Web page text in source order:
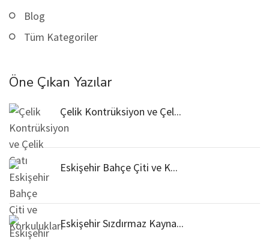
Blog
Tüm Kategoriler
Öne Çıkan Yazılar
Çelik Kontrüksiyon ve Çel...
Eskişehir Bahçe Çiti ve K...
Eskişehir Sızdırmaz Kayna...